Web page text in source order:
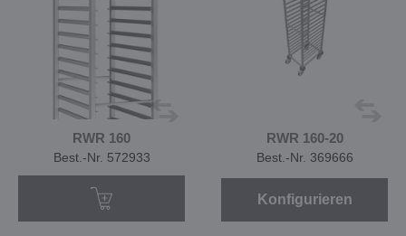
RWR 160
Best.-Nr. 572933
RWR 160-20
Best.-Nr. 369666
Konfigurieren